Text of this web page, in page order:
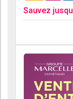
Sauvez